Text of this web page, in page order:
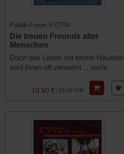
Publik-Forum EXTRA
Die treuen Freunde alter
Menschen
Doch das Leben mit einem Haustier
wird ihnen oft verwehrt ... mehr
13.00 CHF
/
10.50 €